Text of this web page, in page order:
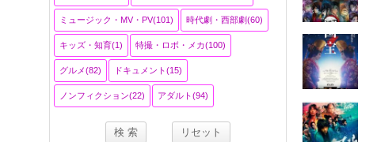
ミュージック・MV・PV(101) 時代劇・西部劇(60)
キッズ・知育(1) 特撮・ロボ・メカ(100)
グルメ(82) ドキュメント(15)
ノンフィクション(22) アダルト(94)